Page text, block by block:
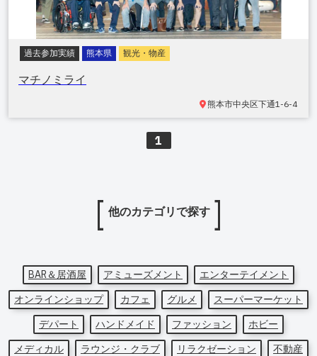
過去参加実績 熊本県 観光・物産
マチノミライ
熊本市中央区下通1-6-4
1
他のカテゴリで探す
BAR＆居酒屋 アミューズメント
エンターテイメント
オンラインショップ
カフェ グルメ
スーパーマーケット
デパート
ハンドメイド ファッション
ホビー
メディカル
ラウンジ・クラブ リラクゼーション
不動産